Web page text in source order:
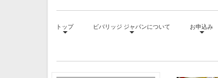
トップ ビバリッジ ジャパンについて お申込み